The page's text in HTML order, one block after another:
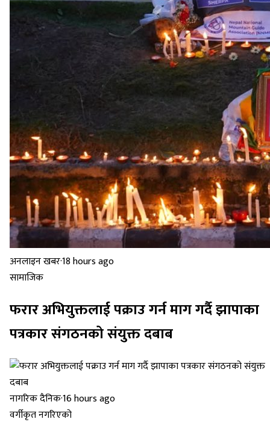
अनलाइन खबर·18 hours ago
सामाजिक
फरार अभियुक्तलाई पक्राउ गर्न माग गर्दै झापाका
पत्रकार संगठनको संयुक्त दबाब
नागरिक दैनिक·16 hours ago
वर्गीकृत नगरिएको